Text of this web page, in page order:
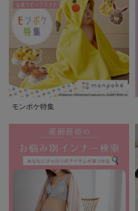
モンポケ特集